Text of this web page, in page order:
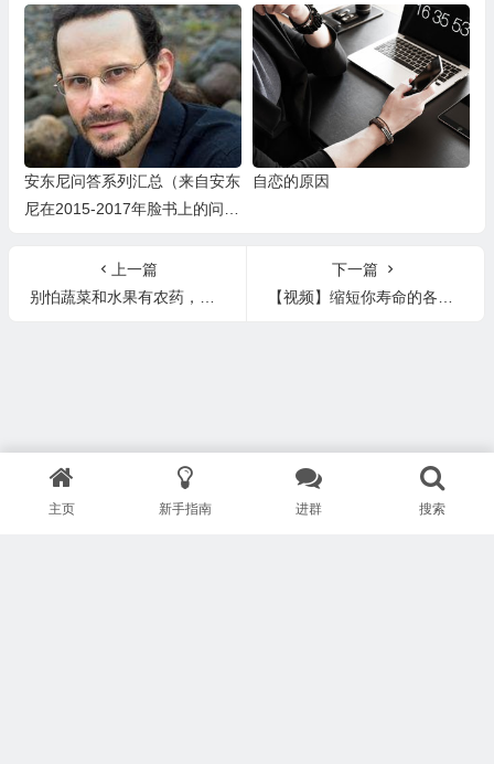
安东尼问答系列汇总（来自安东
尼在2015-2017年脸书上的问
自恋的原因
上一篇
别怕蔬菜和水果有农药，其实食物链越上层毒素聚集度越高
下一篇
【视频】缩短你寿命的各种毒素
主页 新手指南 进群 搜索